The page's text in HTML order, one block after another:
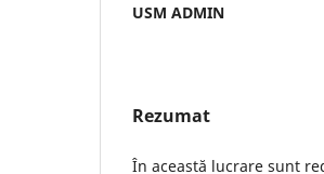
USM ADMIN
Rezumat
În această lucrare sunt